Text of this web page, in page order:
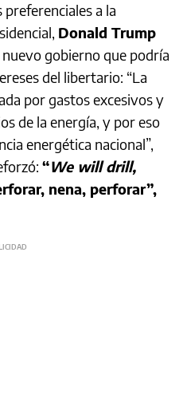
a la
Donald Trump
gobierno que podría
del libertario: “La
por gastos excesivos y
de la energía, y por eso
energética nacional”,
“We will drill,
nena, perforar”,